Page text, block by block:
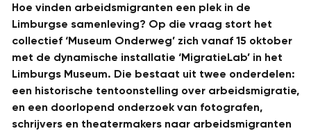
Hoe vinden arbeidsmigranten een plek in de
Limburgse samenleving? Op die vraag stort het
collectief ‘Museum Onderweg’ zich vanaf 15 oktober
met de dynamische installatie ‘MigratieLab’ in het
Limburgs Museum. Die bestaat uit twee onderdelen:
een historische tentoonstelling over arbeidsmigratie,
en een doorlopend onderzoek van fotografen,
schrijvers en theatermakers naar arbeidsmigranten